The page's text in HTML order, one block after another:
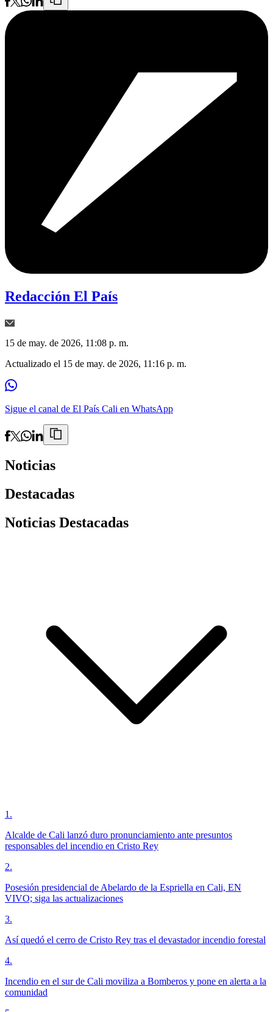
Redacción El País
15 de may. de 2026, 11:08 p. m.
Actualizado el 15 de may. de 2026, 11:16 p. m.
Sigue el canal de El País Cali en WhatsApp
Noticias
Destacadas
Noticias Destacadas
1 .
Alcalde de Cali lanzó duro pronunciamiento ante presuntos
responsables del incendio en Cristo Rey
2.
Posesión presidencial de Abelardo de la Espriella en Cali, EN
VIVO; siga las actualizaciones
3.
Así quedó el cerro de Cristo Rey tras el devastador incendio forestal
4.
Incendio en el sur de Cali moviliza a Bomberos y pone en alerta a la
comunidad